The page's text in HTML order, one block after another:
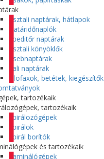
Asztali naptárak, hátlapok
Határidőnaplók
Speditőr naptárak
Asztali könyöklők
Zsebnaptárak
Fali naptárak
Filofaxok, betétek, kiegészítők
tartozékaik
tartozékaik
Spirálozógépek
Spirálok
Spirál borítók
és tartozékaik
Laminálógépek